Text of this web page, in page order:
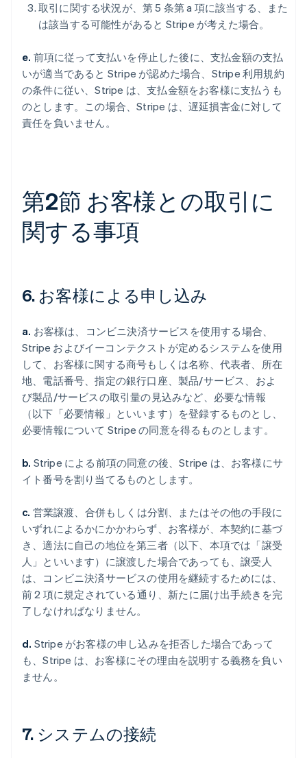
取引に関する状況が、第 5 条第 a 項に該当する、また
は該当する可能性があると Stripe が考えた場合。
e. 前項に従って支払いを停止した後に、支払金額の支払
いが適当であると Stripe が認めた場合、Stripe 利用規約
の条件に従い、Stripe は、支払金額をお客様に支払うも
のとします。この場合、Stripe は、遅延損害金に対して
責任を負いません。
第2節 お客様との取引に
関する事項
6. お客様による申し込み
a. お客様は、コンビニ決済サービスを使用する場合、
Stripe およびイーコンテクストが定めるシステムを使用
して、お客様に関する商号もしくは名称、代表者、所在
地、電話番号、指定の銀行口座、製品/サービス、およ
び製品/サービスの取引量の見込みなど、必要な情報
（以下「必要情報」といいます）を登録するものとし、
必要情報について Stripe の同意を得るものとします。
b. Stripe による前項の同意の後、Stripe は、お客様にサ
イト番号を割り当てるものとします。
c. 営業譲渡、合併もしくは分割、またはその他の手段に
いずれによるかにかかわらず、お客様が、本契約に基づ
き、適法に自己の地位を第三者（以下、本項では「譲受
人」といいます）に譲渡した場合であっても、譲受人
は、コンビニ決済サービスの使用を継続するためには、
前 2 項に規定されている通り、新たに届け出手続きを完
了しなければなりません。
d. Stripe がお客様の申し込みを拒否した場合であって
も、Stripe は、お客様にその理由を説明する義務を負い
ません。
7. システムの接続